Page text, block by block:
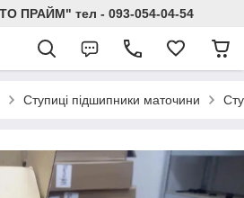
ПРАЙМ" тел - 093-054-04-54
Ступиці підшипники маточини